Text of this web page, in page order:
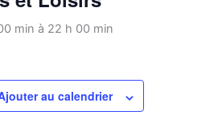
min à 22 h 00 min
au calendrier